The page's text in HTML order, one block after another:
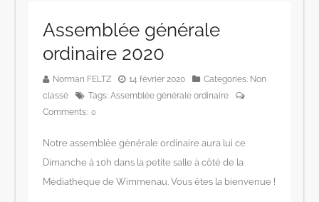
Assemblée générale
ordinaire 2020
Norman FELTZ 14 février 2020 Categories: Non
classé
Tags:Assemblée générale ordinaire
Comments: 0
Notre assemblée générale ordinaire aura lui ce
Dimanche à 10h dans la petite salle à côté de la
Médiathèque de Wimmenau. Vous êtes la bienvenue !